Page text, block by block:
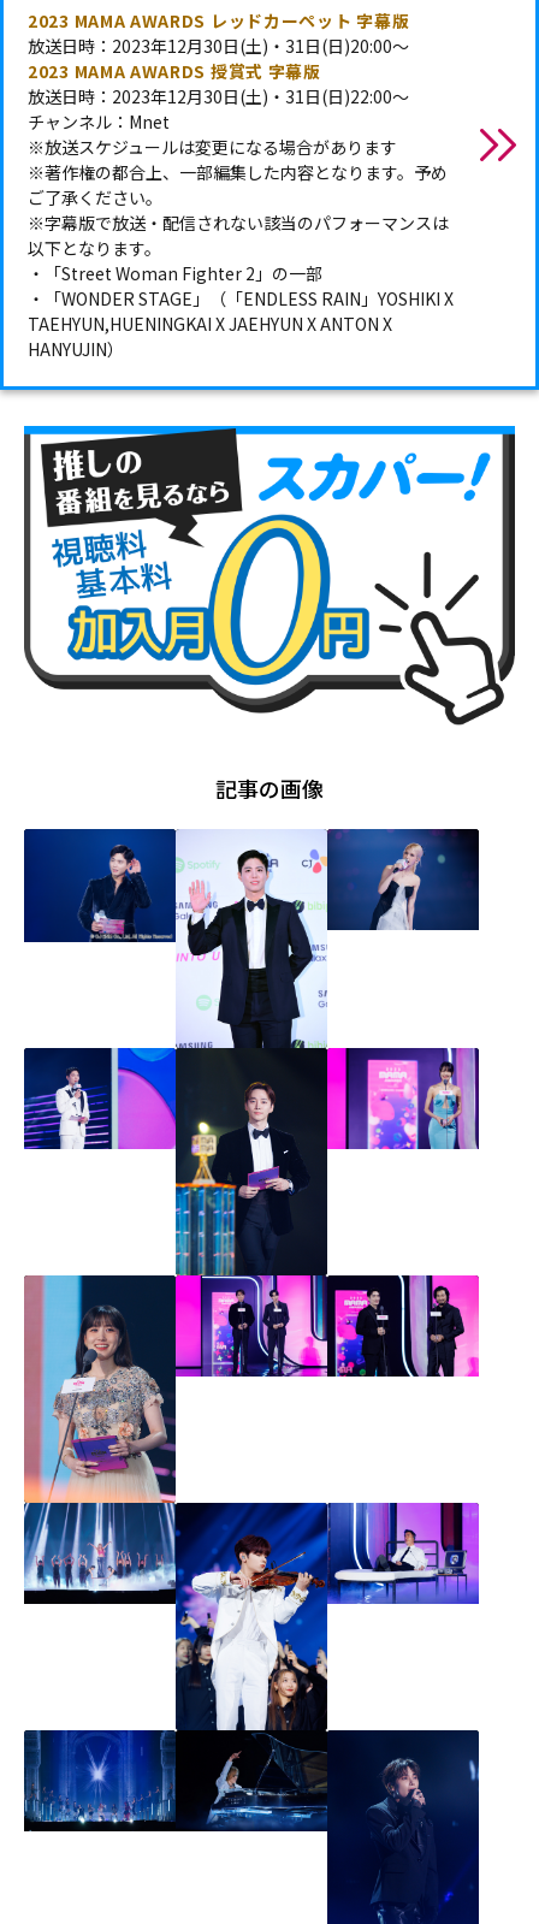
2023 MAMA AWARDS レッドカーペット 字幕版
放送日時：2023年12月30日(土)・31日(日)20:00～
2023 MAMA AWARDS 授賞式 字幕版
放送日時：2023年12月30日(土)・31日(日)22:00～
チャンネル：Mnet
※放送スケジュールは変更になる場合があります
※著作権の都合上、一部編集した内容となります。予め
ご了承ください。
※字幕版で放送・配信されない該当のパフォーマンスは
以下となります。
・「Street Woman Fighter 2」の一部
・「WONDER STAGE」（「ENDLESS RAIN」YOSHIKI X
TAEHYUN,HUENINGKAI X JAEHYUN X ANTON X
HANYUJIN）
記事の画像